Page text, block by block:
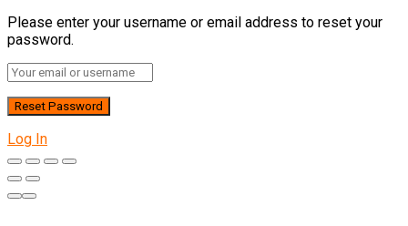
Please enter your username or email address to reset your
password.
Log In